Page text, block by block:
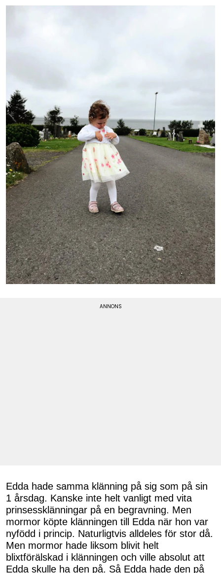
Edda hade samma klänning på sig som på sin
1 årsdag. Kanske inte helt vanligt med vita
prinsessklänningar på en begravning. Men
mormor köpte klänningen till Edda när hon var
nyfödd i princip. Naturligtvis alldeles för stor då.
Men mormor hade liksom blivit helt
blixtförälskad i klänningen och ville absolut att
Edda skulle ha den på. Så Edda hade den på